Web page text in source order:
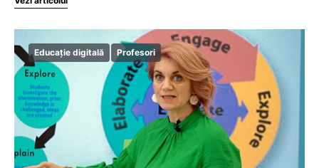
Educație digitală Profesori